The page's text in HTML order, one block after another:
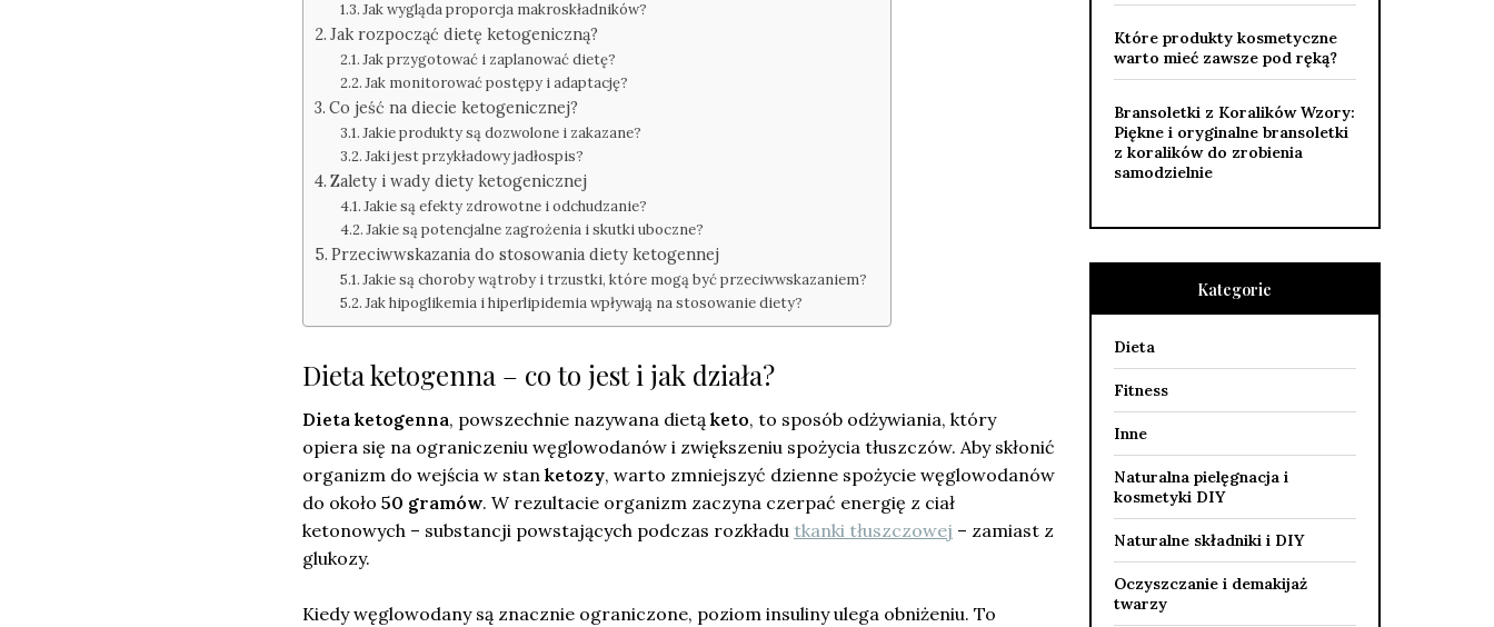
Jak wygląda proporcja makroskładników?
Jak rozpocząć dietę ketogeniczną?
Jak przygotować i zaplanować dietę?
Jak monitorować postępy i adaptację?
Co jeść na diecie ketogenicznej?
Jakie produkty są dozwolone i zakazane?
Jaki jest przykładowy jadłospis?
Zalety i wady diety ketogenicznej
Jakie są efekty zdrowotne i odchudzanie?
Jakie są potencjalne zagrożenia i skutki uboczne?
Przeciwwskazania do stosowania diety ketogennej
Jakie są choroby wątroby i trzustki, które mogą być przeciwwskazaniem?
Jak hipoglikemia i hiperlipidemia wpływają na stosowanie diety?
Dieta ketogenna – co to jest i jak działa?
Dieta ketogenna, powszechnie nazywana dietą keto, to sposób odżywiania, który
opiera się na ograniczeniu węglowodanów i zwiększeniu spożycia tłuszczów. Aby skłonić
organizm do wejścia w stan ketozy, warto zmniejszyć dzienne spożycie węglowodanów
do około 50 gramów. W rezultacie organizm zaczyna czerpać energię z ciał
ketonowych – substancji powstających podczas rozkładu tkanki tłuszczowej – zamiast z
glukozy.
Kiedy węglowodany są znacznie ograniczone, poziom insuliny ulega obniżeniu. To
Które produkty kosmetyczne
warto mieć zawsze pod ręką?
Bransoletki z Koralików Wzory:
Piękne i oryginalne bransoletki
z koralików do zrobienia
samodzielnie
Kategorie
Dieta
Fitness
Inne
Naturalna pielęgnacja i
kosmetyki DIY
Naturalne składniki i DIY
Oczyszczanie i demakijaż
twarzy